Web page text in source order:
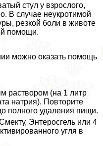
стул у взрослого,
В случае неукротимой
резкой боли в животе
помощи.
можно оказать помощь
раствором (на 1 литр
натрия). Повторите
полного удаления пищи.
Энтеросгель или 4
угля в